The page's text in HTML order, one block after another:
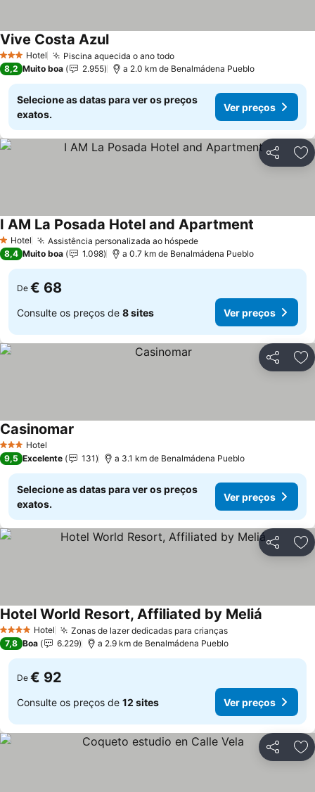
3 EstrelasHotel Piscina aquecida o ano todo
Vive Costa Azul
8,2 Muito boa 2.955 a 2.0 km de Benalmádena Pueblo
Selecione as datas para ver os preços
exatos.
Ver preços
Partilhar
1 Estrelas
Hotel Assistência personalizada ao hóspede
I AM La Posada Hotel and Apartment
8,4 Muito boa 1.098 a 0.7 km de Benalmádena Pueblo
De € 68
Consulte os preços de 8 sites Ver preços
Partilhar
3 EstrelasHotel
Casinomar
9,5 Excelente 131 a 3.1 km de Benalmádena Pueblo
Selecione as datas para ver os preços
exatos.
Ver preços
Partilhar
4 EstrelasHotel Zonas de lazer dedicadas para crianças
Hotel World Resort, Affiliated by Meliá
7,8 Boa 6.229 a 2.9 km de Benalmádena Pueblo
De € 92
Consulte os preços de 12 sites Ver preços
Partilhar